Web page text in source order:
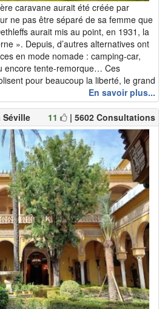
caravane aurait été créée par
ne pas être séparé de sa femme que
aurait mis au point, en 1931, la
». Depuis, d’autres alternatives ont
en mode nomade : camping-car,
encore tente-remorque… Ces
pour beaucoup la liberté, le grand
En savoir plus...
Séville 11 | 5602 Consultations